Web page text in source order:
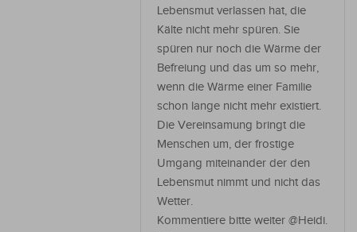
Lebensmut verlassen hat, die
Kälte nicht mehr spüren. Sie
spüren nur noch die Wärme der
Befreiung und das um so mehr,
wenn die Wärme einer Familie
schon lange nicht mehr existiert.
Die Vereinsamung bringt die
Menschen um, der frostige
Umgang miteinander der den
Lebensmut nimmt und nicht das
Wetter.
Kommentiere bitte weiter @Heidi.